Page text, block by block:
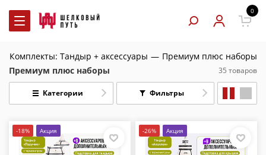
0
Комплекты: Тандыр + аксессуары — Премиум плюс наборы
Премиум плюс наборы
35 товаров
Категории Фильтры
-18% Акция -26% Акция